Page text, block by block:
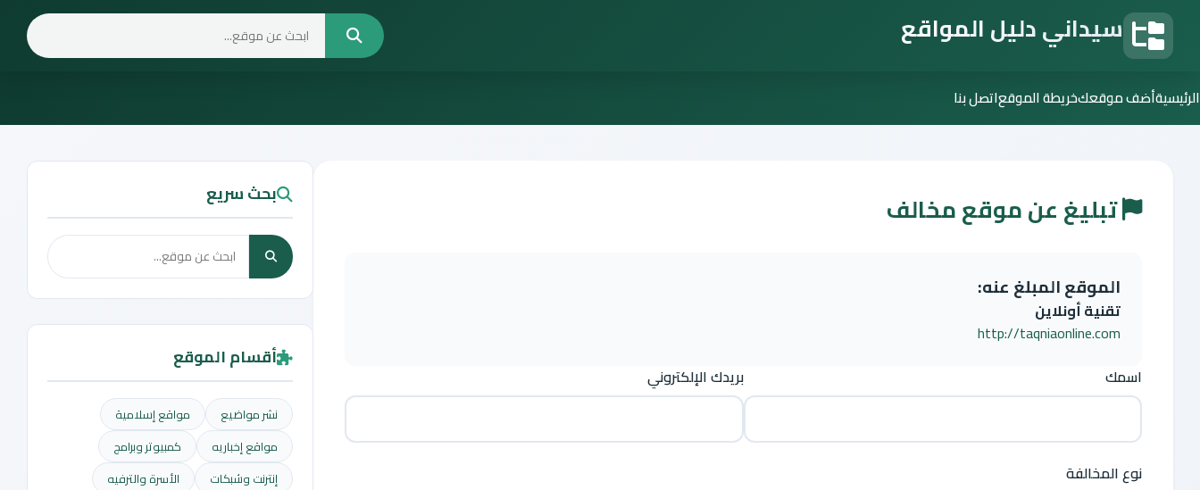
سيداني دليل المواقع
الرئيسيةأضف موقعكخريطة الموقعاتصل بنا
تبليغ عن موقع مخالف
الموقع المبلغ عنه:
تقنية أونلاين
http://taqniaonline.com
اسمك
بريدك الإلكتروني
نوع المخالفة
بحث سريع
أقسام الموقع
نشر مواضيع
مواقع إسلامية
مواقع إخباريه
كمبيوتر وبرامج
إنترنت وشبكات
الأسرة والترفيه